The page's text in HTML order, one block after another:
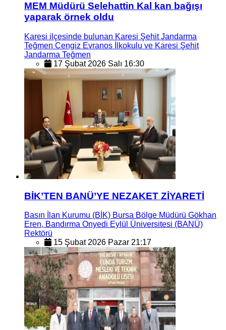
MEM Müdürü Selehattin Kal kan bağışı
yaparak örnek oldu
Karesi ilçesinde bulunan Karesi Şehit Jandarma
Teğmen Cengiz Evranos İlkokulu ve Karesi Şehit
Jandarma Teğmen
17 Şubat 2026 Salı 16:30
BİK’TEN BANÜ’YE NEZAKET ZİYARETİ
Basın İlan Kurumu (BİK) Bursa Bölge Müdürü Gökhan
Eren, Bandırma Onyedi Eylül Üniversitesi (BANÜ)
Rektörü
15 Şubat 2026 Pazar 21:17